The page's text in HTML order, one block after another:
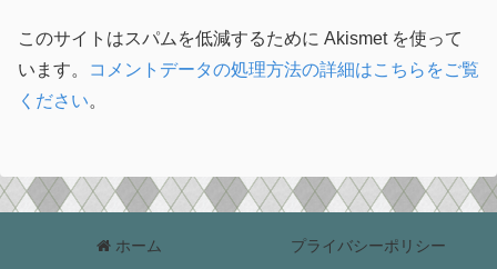
このサイトはスパムを低減するために Akismet を使って
います。
コメントデータの処理方法の詳細はこちらをご覧
ください。
ホーム プライバシーポリシー